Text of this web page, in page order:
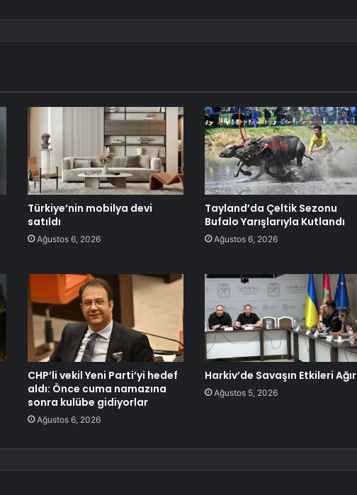
Türkiye’nin mobilya devi
satıldı
Ağustos 6, 2026
Tayland’da Çeltik Sezonu
Bufalo Yarışlarıyla Kutlandı
Ağustos 6, 2026
CHP’li vekil Yeni Parti’yi hedef
aldı: Önce cuma namazına
sonra kulübe gidiyorlar
Ağustos 6, 2026
Harkiv’de Savaşın Etkileri Ağır
Ağustos 5, 2026